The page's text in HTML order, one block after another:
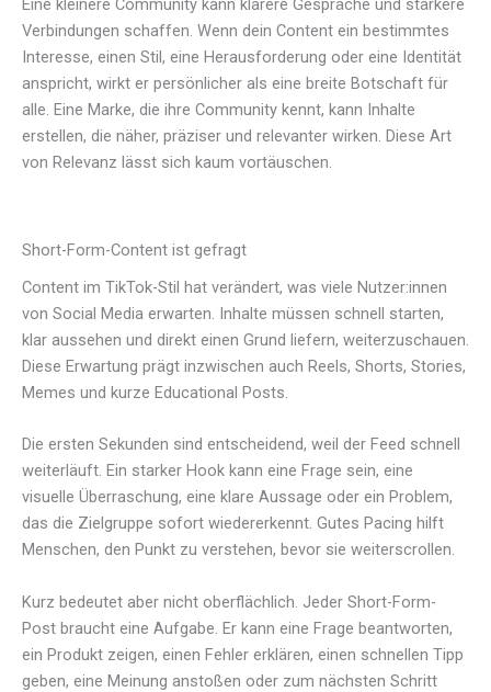
Eine kleinere Community kann klarere Gespräche und stärkere
Verbindungen schaffen. Wenn dein Content ein bestimmtes
Interesse, einen Stil, eine Herausforderung oder eine Identität
anspricht, wirkt er persönlicher als eine breite Botschaft für
alle. Eine Marke, die ihre Community kennt, kann Inhalte
erstellen, die näher, präziser und relevanter wirken. Diese Art
von Relevanz lässt sich kaum vortäuschen.
Short-Form-Content ist gefragt
Content im TikTok-Stil hat verändert, was viele Nutzer:innen
von Social Media erwarten. Inhalte müssen schnell starten,
klar aussehen und direkt einen Grund liefern, weiterzuschauen.
Diese Erwartung prägt inzwischen auch Reels, Shorts, Stories,
Memes und kurze Educational Posts.
Die ersten Sekunden sind entscheidend, weil der Feed schnell
weiterläuft. Ein starker Hook kann eine Frage sein, eine
visuelle Überraschung, eine klare Aussage oder ein Problem,
das die Zielgruppe sofort wiedererkennt. Gutes Pacing hilft
Menschen, den Punkt zu verstehen, bevor sie weiterscrollen.
Kurz bedeutet aber nicht oberflächlich. Jeder Short-Form-
Post braucht eine Aufgabe. Er kann eine Frage beantworten,
ein Produkt zeigen, einen Fehler erklären, einen schnellen Tipp
geben, eine Meinung anstoßen oder zum nächsten Schritt